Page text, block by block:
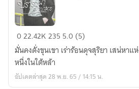
ปรารถนา
อาญา
มาร
022.42K235 5.0 (5)
มั่นคงดั่งขุนเขา เร่าร้อนดุจสุริยา เสน่หาแ
หนึ่งในใต้หล้า
อัปเดตล่าสุด 28 พ.ย. 65 / 14:15 น.